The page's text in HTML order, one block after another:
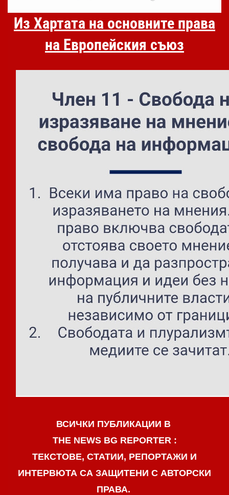
Из Хартата на основните права
на Европейския съюз
ВСИЧКИ ПУБЛИКАЦИИ В
THE NEWS BG REPORTER :
ТЕКСТОВЕ, СТАТИИ, РЕПОРТАЖИ И
ИНТЕРВЮТА СА ЗАЩИТЕНИ С АВТОРСКИ
ПРАВА.